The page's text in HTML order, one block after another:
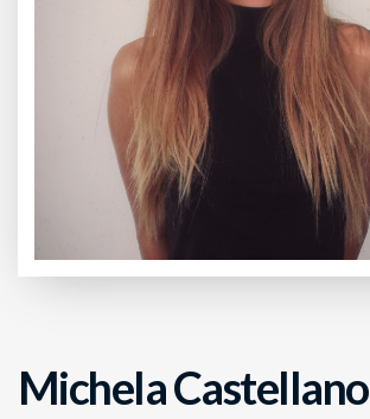
Michela Castellano